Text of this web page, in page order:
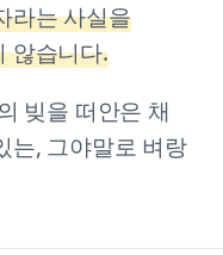
라는 사실을
않습니다.
빚을 떠안은 채
는, 그야말로 벼랑